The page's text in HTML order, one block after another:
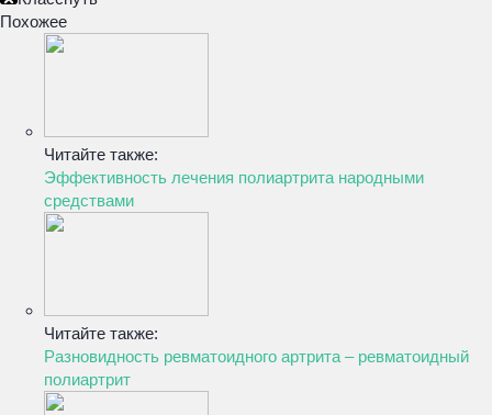
Похожее
Читайте также:
Эффективность лечения полиартрита народными
средствами
Читайте также:
Разновидность ревматоидного артрита – ревматоидный
полиартрит